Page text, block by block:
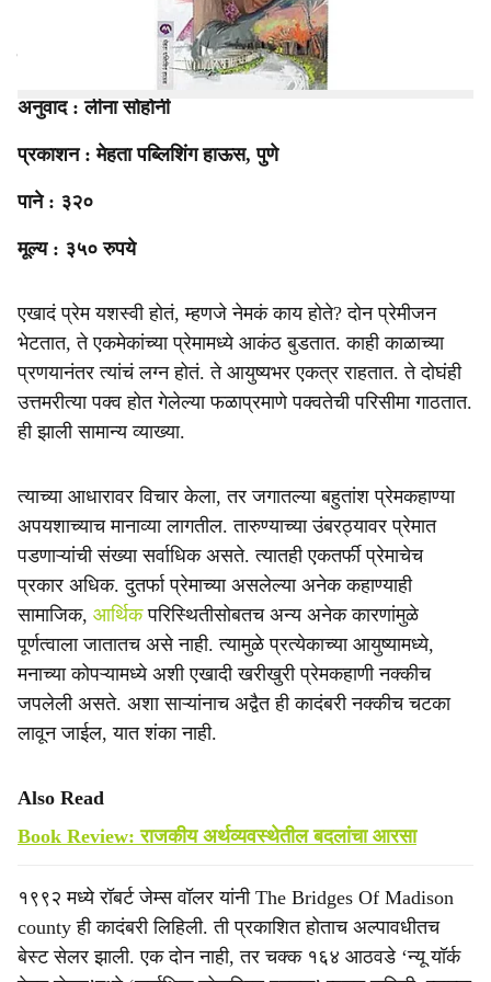
thousand county roads
लेखक : रॉबर्ट जेम्स वॉलर
अनुवाद : लीना सोहोनी
प्रकाशन : मेहता पब्लिशिंग हाऊस, पुणे
पाने : ३२०
मूल्य : ३५० रुपये
एखादं प्रेम यशस्वी होतं, म्हणजे नेमकं काय होते? दोन प्रेमीजन
भेटतात, ते एकमेकांच्या प्रेमामध्ये आकंठ बुडतात. काही काळाच्या
प्रणयानंतर त्यांचं लग्न होतं. ते आयुष्यभर एकत्र राहतात. ते दोघंही
उत्तमरीत्या पक्व होत गेलेल्या फळाप्रमाणे पक्वतेची परिसीमा गाठतात.
ही झाली सामान्य व्याख्या.
त्याच्या आधारावर विचार केला, तर जगातल्या बहुतांश प्रेमकहाण्या
अपयशाच्याच मानाव्या लागतील. तारुण्याच्या उंबरठ्यावर प्रेमात
पडणाऱ्यांची संख्या सर्वाधिक असते. त्यातही एकतर्फी प्रेमाचेच
प्रकार अधिक. दुतर्फा प्रेमाच्या असलेल्या अनेक कहाण्याही
सामाजिक, आर्थिकपरिस्थितीसोबतच अन्य अनेक कारणांमुळे
पूर्णत्वाला जातातच असे नाही. त्यामुळे प्रत्येकाच्या आयुष्यामध्ये,
मनाच्या कोपऱ्यामध्ये अशी एखादी खरीखुरी प्रेमकहाणी नक्कीच
जपलेली असते. अशा साऱ्यांनाच अद्वैत ही कादंबरी नक्कीच चटका
लावून जाईल, यात शंका नाही.
Also Read
Book Review: राजकीय अर्थव्यवस्थेतील बदलांचा आरसा
१९९२ मध्ये रॉबर्ट जेम्स वॉलर यांनी The Bridges Of Madison
county ही कादंबरी लिहिली. ती प्रकाशित होताच अल्पावधीतच
बेस्ट सेलर झाली. एक दोन नाही, तर चक्क १६४ आठवडे ‘न्यू यॉर्क